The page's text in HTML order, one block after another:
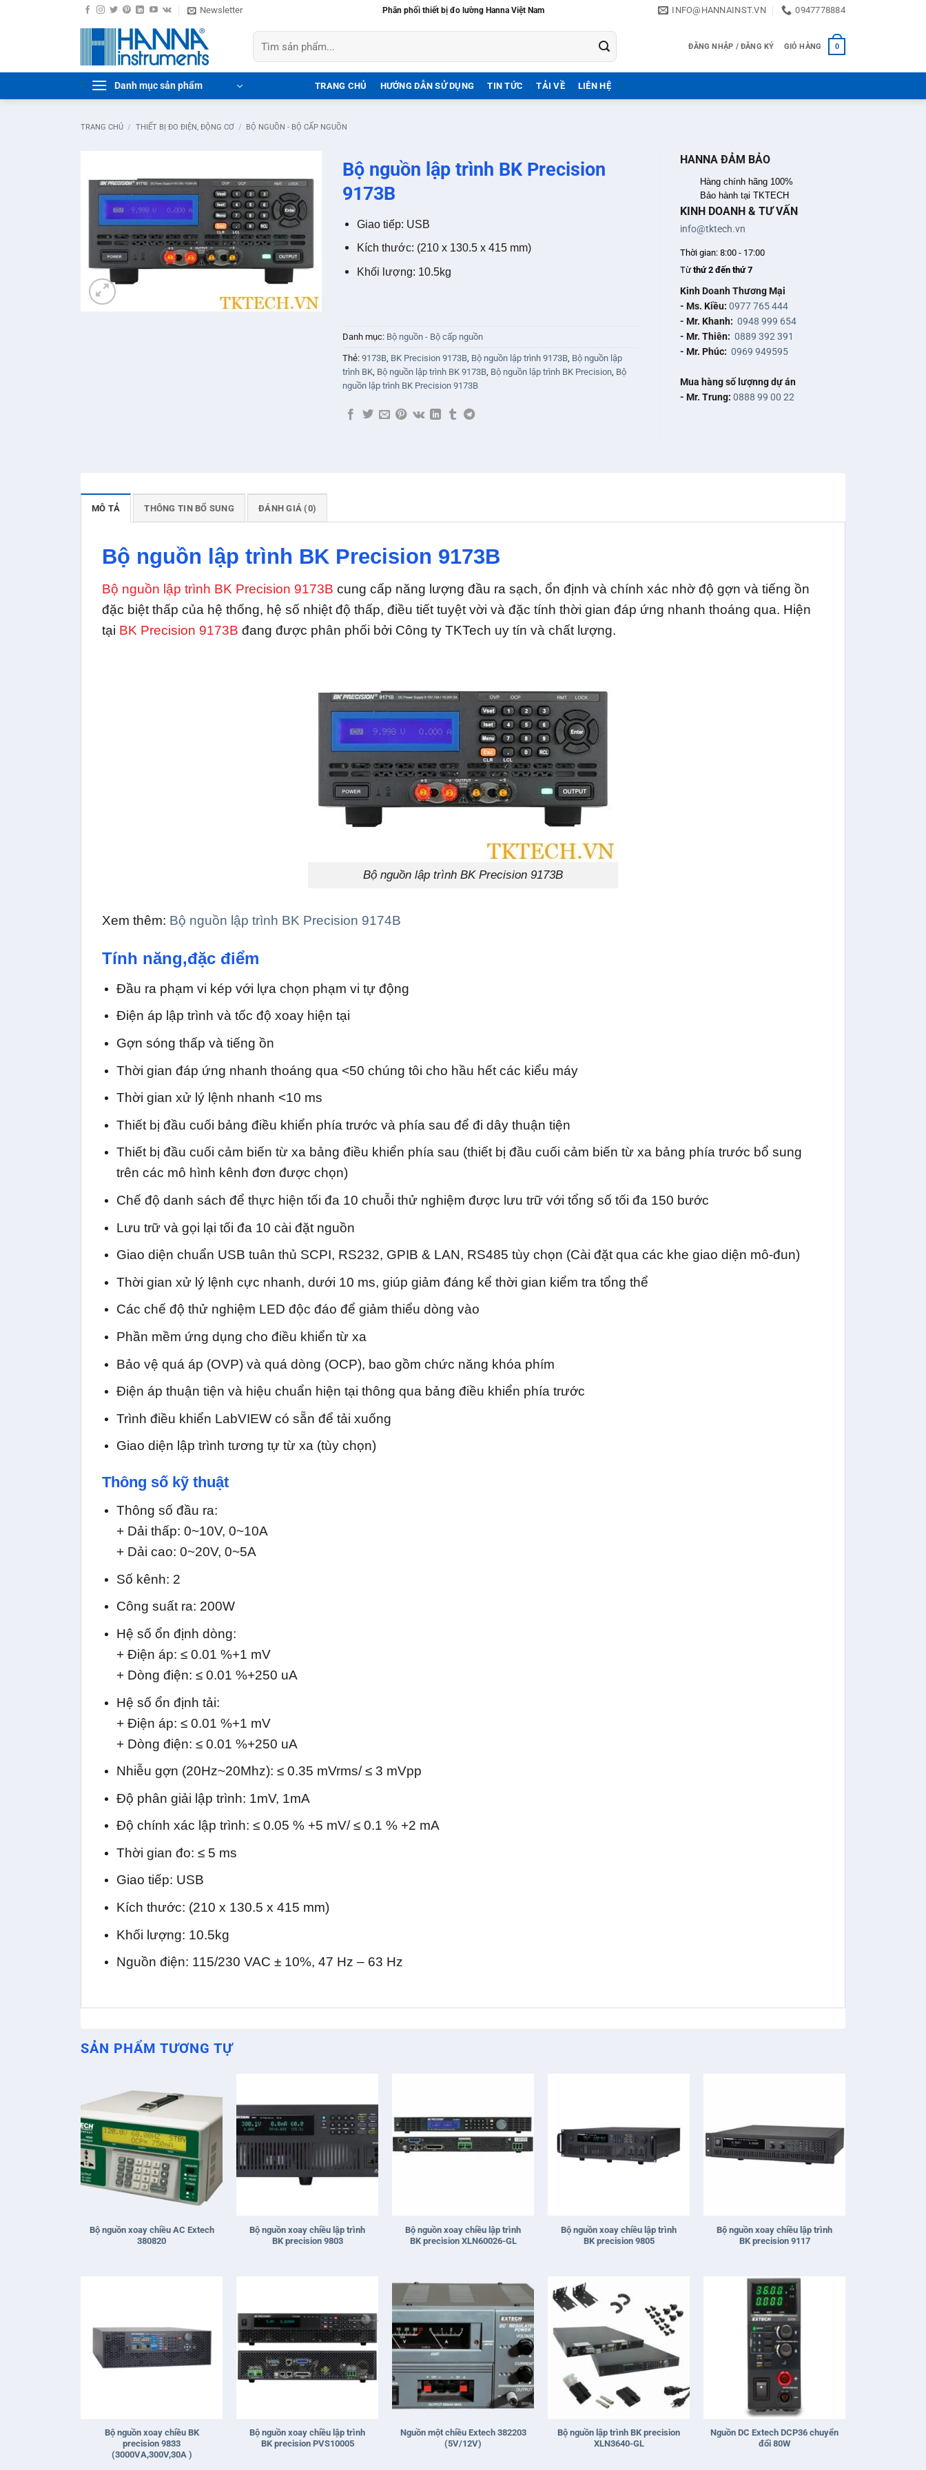
Newsletter Phân phối thiết bị đo lường Hanna Việt Nam INFO@HANNAINST.VN 0947778884
Tìm
kiếm:
ĐĂNG NHẬP / ĐĂNG KÝ GIỎ HÀNG 0
Danh mục sản phẩm TRANG CHỦ HƯỚNG DẪN SỬ DỤNG TIN TỨC TẢI VỀ LIÊN HỆ
TRANG CHỦ / THIẾT BỊ ĐO ĐIỆN, ĐỘNG CƠ / BỘ NGUỒN - BỘ CẤP NGUỒN
Bộ nguồn lập trình BK Precision
9173B
Giao tiếp: USB
Kích thước: (210 x 130.5 x 415 mm)
Khối lượng: 10.5kg
Danh mục: Bộ nguồn - Bộ cấp nguồn
Thẻ: 9173B, BK Precision 9173B, Bộ nguồn lập trình 9173B, Bộ nguồn lập
trình BK, Bộ nguồn lập trình BK 9173B, Bộ nguồn lập trình BK Precision, Bộ
nguồn lập trình BK Precision 9173B
HANNA ĐẢM BẢO
Hàng chính hãng 100%
Bảo hành tại TKTECH
KINH DOANH & TƯ VẤN
info@tktech.vn
Thời gian: 8:00 - 17:00
Từthứ 2 đến thứ 7
Kinh Doanh Thương Mại
- Ms. Kiều: 0977 765 444
- Mr. Khanh: 0948 999 654
- Mr. Thiên: 0889 392 391
- Mr. Phúc: 0969 949595
Mua hàng số lượnng dự án
- Mr. Trung: 0888 99 00 22
MÔ TẢ THÔNG TIN BỔ SUNG ĐÁNH GIÁ (0)
Bộ nguồn lập trình BK Precision 9173B
Bộ nguồn lập trình BK Precision 9173B cung cấp năng lượng đầu ra sạch, ổn định và chính xác nhờ độ gợn và tiếng ồn
đặc biệt thấp của hệ thống, hệ số nhiệt độ thấp, điều tiết tuyệt vời và đặc tính thời gian đáp ứng nhanh thoáng qua. Hiện
tại BK Precision 9173B đang được phân phối bởi Công ty TKTech uy tín và chất lượng.
Bộ nguồn lập trình BK Precision 9173B
Xem thêm: Bộ nguồn lập trình BK Precision 9174B
Tính năng,đặc điểm
Đầu ra phạm vi kép với lựa chọn phạm vi tự động
Điện áp lập trình và tốc độ xoay hiện tại
Gợn sóng thấp và tiếng ồn
Thời gian đáp ứng nhanh thoáng qua <50 chúng tôi cho hầu hết các kiểu máy
Thời gian xử lý lệnh nhanh <10 ms
Thiết bị đầu cuối bảng điều khiển phía trước và phía sau để đi dây thuận tiện
Thiết bị đầu cuối cảm biến từ xa bảng điều khiển phía sau (thiết bị đầu cuối cảm biến từ xa bảng phía trước bổ sung
trên các mô hình kênh đơn được chọn)
Chế độ danh sách để thực hiện tối đa 10 chuỗi thử nghiệm được lưu trữ với tổng số tối đa 150 bước
Lưu trữ và gọi lại tối đa 10 cài đặt nguồn
Giao diện chuẩn USB tuân thủ SCPI, RS232, GPIB & LAN, RS485 tùy chọn (Cài đặt qua các khe giao diện mô-đun)
Thời gian xử lý lệnh cực nhanh, dưới 10 ms, giúp giảm đáng kể thời gian kiểm tra tổng thể
Các chế độ thử nghiệm LED độc đáo để giảm thiểu dòng vào
Phần mềm ứng dụng cho điều khiển từ xa
Bảo vệ quá áp (OVP) và quá dòng (OCP), bao gồm chức năng khóa phím
Điện áp thuận tiện và hiệu chuẩn hiện tại thông qua bảng điều khiển phía trước
Trình điều khiển LabVIEW có sẵn để tải xuống
Giao diện lập trình tương tự từ xa (tùy chọn)
Thông số kỹ thuật
Thông số đầu ra:
+ Dải thấp: 0~10V, 0~10A
+ Dải cao: 0~20V, 0~5A
Số kênh: 2
Công suất ra: 200W
Hệ số ổn định dòng:
+ Điện áp: ≤ 0.01 %+1 mV
+ Dòng điện: ≤ 0.01 %+250 uA
Hệ số ổn định tải:
+ Điện áp: ≤ 0.01 %+1 mV
+ Dòng điện: ≤ 0.01 %+250 uA
Nhiễu gợn (20Hz~20Mhz): ≤ 0.35 mVrms/ ≤ 3 mVpp
Độ phân giải lập trình: 1mV, 1mA
Độ chính xác lập trình: ≤ 0.05 % +5 mV/ ≤ 0.1 % +2 mA
Thời gian đo: ≤ 5 ms
Giao tiếp: USB
Kích thước: (210 x 130.5 x 415 mm)
Khối lượng: 10.5kg
Nguồn điện: 115/230 VAC ± 10%, 47 Hz – 63 Hz
SẢN PHẨM TƯƠNG TỰ
Bộ nguồn xoay chiều AC Extech
380820
Bộ nguồn xoay chiều lập trình
BK precision 9803
Bộ nguồn xoay chiều lập trình
BK precision XLN60026-GL
Bộ nguồn xoay chiều lập trình
BK precision 9805
Bộ nguồn xoay chiều lập trình
BK precision 9117
Bộ nguồn xoay chiều BK
precision 9833
(3000VA,300V,30A )
Bộ nguồn xoay chiều lập trình
BK precision PVS10005
+
Nguồn một chiều Extech 382203
(5V/12V)
Bộ nguồn lập trình BK precision
XLN3640-GL
Nguồn DC Extech DCP36 chuyển
đổi 80W